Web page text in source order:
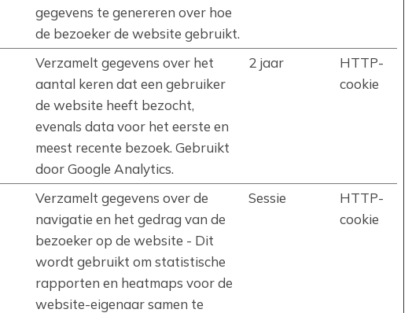
gegevens te genereren over hoe
de bezoeker de website gebruikt.
Verzamelt gegevens over het
aantal keren dat een gebruiker
de website heeft bezocht,
evenals data voor het eerste en
meest recente bezoek. Gebruikt
door Google Analytics.
2 jaar
HTTP-
cookie
Verzamelt gegevens over de
navigatie en het gedrag van de
bezoeker op de website - Dit
wordt gebruikt om statistische
rapporten en heatmaps voor de
website-eigenaar samen te
Sessie
HTTP-
cookie